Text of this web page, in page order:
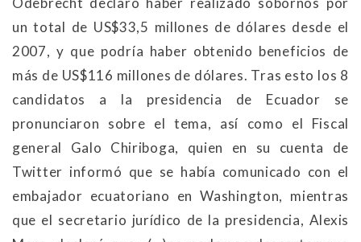
un total de US$33,5 millones de dólares desde el
2007, y que podría haber obtenido beneficios de
más de US$116 millones de dólares. Tras esto los 8
candidatos a la presidencia de Ecuador se
pronunciaron sobre el tema, así como el Fiscal
general Galo Chiriboga, quien en su cuenta de
Twitter informó que se había comunicado con el
embajador ecuatoriano en Washington, mientras
que el secretario jurídico de la presidencia, Alexis